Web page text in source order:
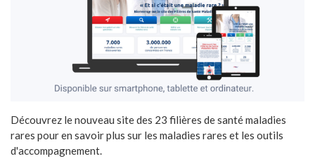
Découvrez le nouveau site des 23 filières de santé maladies
rares pour en savoir plus sur les maladies rares et les outils
d'accompagnement.